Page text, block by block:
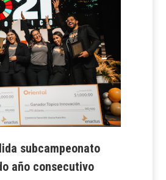
subcampeonato
año consecutivo